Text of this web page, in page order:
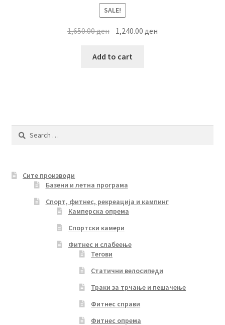
SALE!
1,650.00ден Original
was:
1,240.00ден
Add to cart
Search
Сите производи
Базени и летна програма
Спорт, фитнес, рекреација и кампинг
Камперска опрема
Спортски камери
Фитнес и слабеење
Тегови
Статични велосипеди
Траки за трчање и пешачење
Фитнес справи
Фитнес опрема